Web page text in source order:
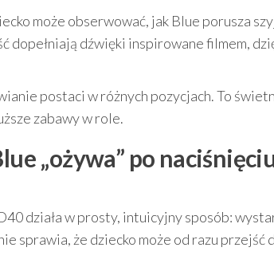
może obserwować, jak Blue porusza
dopełniają dźwięki inspirowane filmem,
postaci w różnych pozycjach. To
zabawy w role.
„ożywa” po
działa w prosty, intuicyjny sposób:
sprawia, że dziecko może od razu przejść